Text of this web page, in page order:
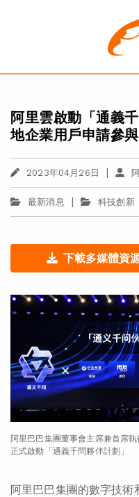
阿里雲啟動「通義
地企業用戶申請參
2023年04月26日 |
最新消息 | 科技創新
下載多媒體資
阿里巴巴集團董事會主席兼首席
正式啟動「通義千問夥伴計劃」
阿里巴巴集團的數字技